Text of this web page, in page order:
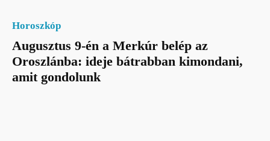
Horoszkóp
Augusztus 9-én a Merkúr belép az
Oroszlánba: ideje bátrabban kimondani,
amit gondolunk